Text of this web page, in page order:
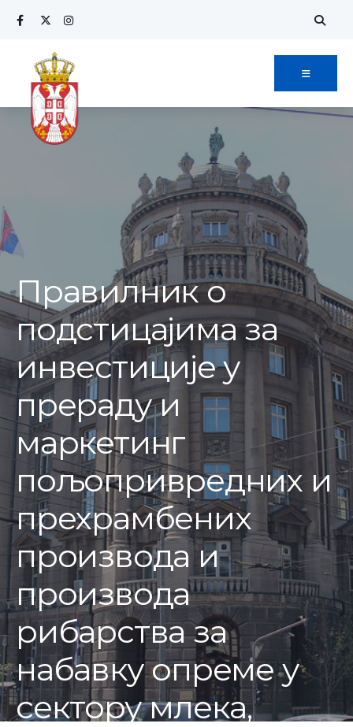
Skip
content
Правилник о
подстицајима за
инвестиције у
прераду и
маркетинг
пољопривредних и
прехрамбених
производа и
производа
рибарства за
набавку опреме у
сектору млека,
Search